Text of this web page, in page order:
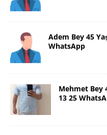
Adem Bey 45
WhatsApp
Mehmet Bey
13 25